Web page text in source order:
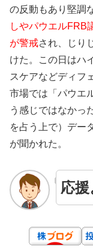
の反動もあり堅調
しやパウエルFRB
が警戒され、じり
けた。この日はハ
スケアなどディフ
市場では「パウエ
う感じではなかっ
を占う上で）デー
が聞かれた。
応